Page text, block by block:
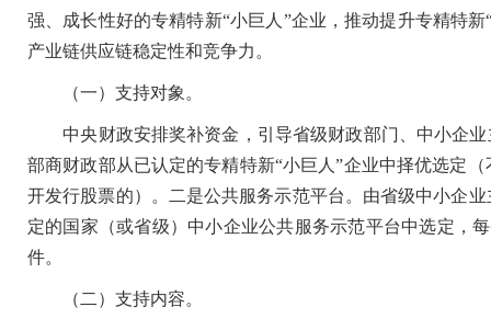
强、成长性好的专精特新“小巨人”企业，推动提升专精特
产业链供应链稳定性和竞争力。
（一）支持对象。
中央财政安排奖补资金，引导省级财政部门、中小企业
部商财政部从已认定的专精特新“小巨人”企业中择优选定
开发行股票的）。二是公共服务示范平台。由省级中小企
定的国家（或省级）中小企业公共服务示范平台中选定，
件。
（二）支持内容。